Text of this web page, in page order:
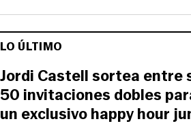
LO ÚLTIMO
Jordi Castell sortea entre
50 invitaciones dobles
un exclusivo happy hour